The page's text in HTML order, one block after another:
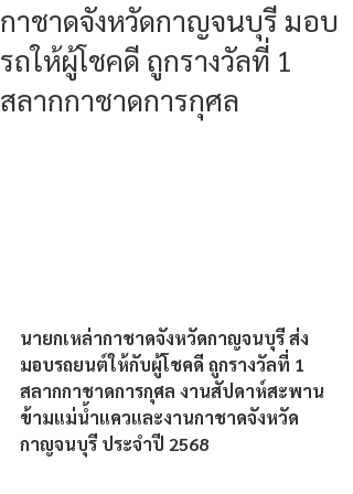
กาชาดจังหวัดกาญจนบุรี มอบ
รถให้ผู้โชคดี ถูกรางวัลที่ 1
สลากกาชาดการกุศล
นายกเหล่ากาชาดจังหวัดกาญจนบุรี ส่ง
มอบรถยนต์ให้กับผู้โชคดี ถูกรางวัลที่ 1
สลากกาชาดการกุศล งานสัปดาห์สะพาน
ข้ามแม่น้ำแควและงานกาชาดจังหวัด
กาญจนบุรี ประจำปี 2568